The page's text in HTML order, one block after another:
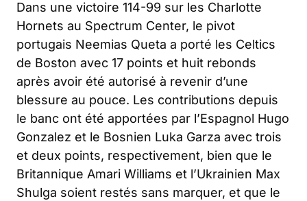
Dans une victoire 114-99 sur les Charlotte
Hornets au Spectrum Center, le pivot
portugais Neemias Queta a porté les Celtics
de Boston avec 17 points et huit rebonds
après avoir été autorisé à revenir d’une
blessure au pouce. Les contributions depuis
le banc ont été apportées par l’Espagnol Hugo
Gonzalez et le Bosnien Luka Garza avec trois
et deux points, respectivement, bien que le
Britannique Amari Williams et l’Ukrainien Max
Shulga soient restés sans marquer, et que le